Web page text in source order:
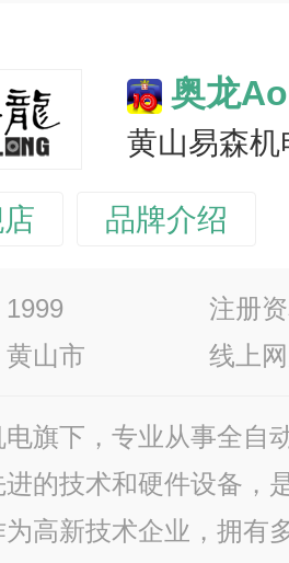
奥龙
黄山易森
品牌介绍
注册
山市
线上
旗下，专业从事全自
的技术和硬件设备，
为高新技术企业，拥有